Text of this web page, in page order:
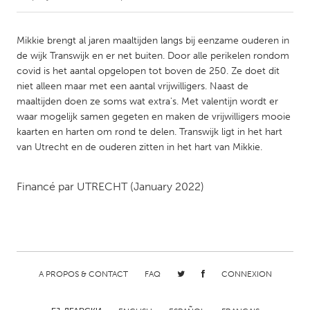
Amherstburg
Kingston
Kitchener-Waterloo
New Glasgow
Newmarket
Ottawa
South Shore
Toronto
Kuala Lumpur
Utrecht
Mikkie brengt al jaren maaltijden langs bij eenzame ouderen in
de wijk Transwijk en er net buiten. Door alle perikelen rondom
covid is het aantal opgelopen tot boven de 250. Ze doet dit
niet alleen maar met een aantal vrijwilligers. Naast de
maaltijden doen ze soms wat extra's. Met valentijn wordt er
waar mogelijk samen gegeten en maken de vrijwilligers mooie
kaarten en harten om rond te delen. Transwijk ligt in het hart
van Utrecht en de ouderen zitten in het hart van Mikkie.
Financé par UTRECHT (January 2022)
A PROPOS & CONTACT FAQ CONNEXION